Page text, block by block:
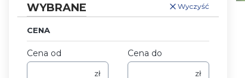
WYBRANE Wyczyść
CENA
Cena od
zł
Cena do
zł